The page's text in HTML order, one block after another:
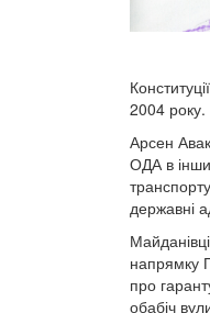
2004 року.
Арсен
ОДА в
державні
напрямку
про
обабіч